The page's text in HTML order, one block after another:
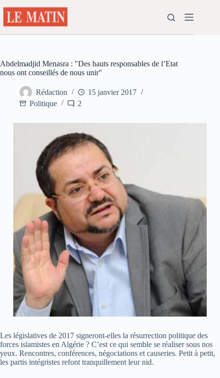
au
contenu
Abdelmadjid Menasra : "Des hauts responsables de l’Etat
nous ont conseillés de nous unir"
Rédaction
15 janvier 2017
Politique
2
Les législatives de 2017 signeront-elles la résurrection politique des
forces islamistes en Algérie ? C’est ce qui semble se réaliser sous nos
yeux. Rencontres, conférences, négociations et causeries. Petit à petit,
les partis intégristes refont tranquillement leur nid.